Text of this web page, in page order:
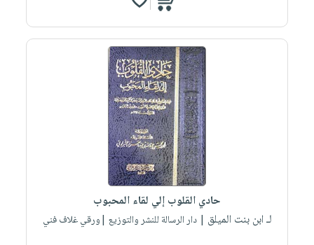
حادي القلوب إلي لقاء المحبوب
لـ ابن بنت الميلق | دار الرسالة للنشر والتوزيع |ورقي غلاف فني